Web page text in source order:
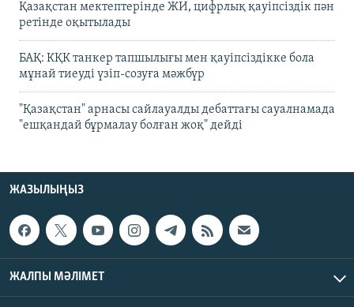
Қазақстан мектептерінде ЖИ, цифрлық қауіпсіздік пән
ретінде оқытылады
БАҚ: КҚК танкер тапшылығы мен қауіпсіздікке бола
мұнай тиеуді үзіп-созуға мәжбүр
"Қазақстан" арнасы сайлауалды дебаттағы сауалнамада
"ешқандай бұрмалау болған жоқ" дейді
ЖАЗЫЛЫҢЫЗ
ЖАЛПЫ МӘЛІМЕТ